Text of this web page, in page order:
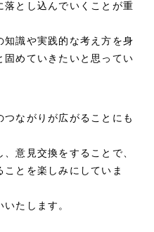
落とし込んでいくことが重
知識や実践的な考え方を身
固めていきたいと思ってい
つながりが広がることにも
意見交換をすることで、
とを楽しみにしていま
たします。